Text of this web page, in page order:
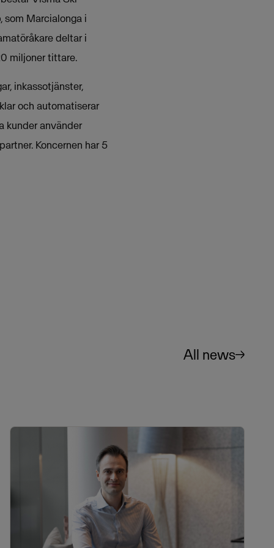
som Marcialonga i
deltar i
miljoner tittare.
inkassotjänster,
och automatiserar
kunder använder
Koncernen har 5
All news